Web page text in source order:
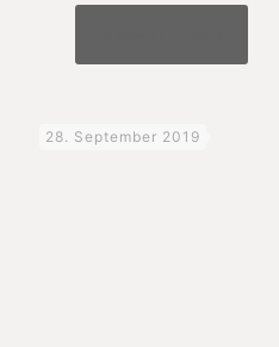
28. September 2019